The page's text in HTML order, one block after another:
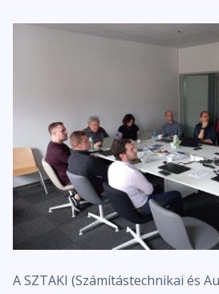
A SZTAKI (Számítástechnikai és